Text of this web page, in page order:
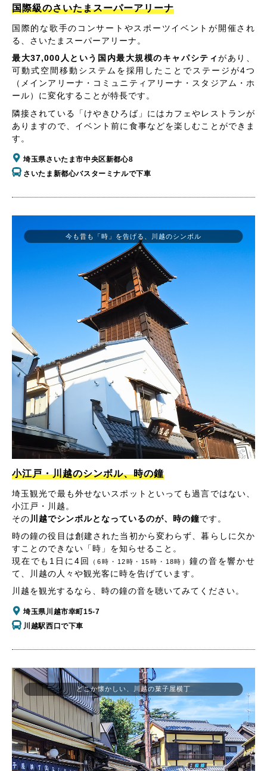
国際級のさいたまスーパーアリーナ
国際的な歌手のコンサートやスポーツイベントが開催され
る、さいたまスーパーアリーナ。
最大37,000人という国内最大規模のキャパシティがあり、
可動式空間移動システムを採用したことでステージが4つ
（メインアリーナ・コミュニティアリーナ・スタジアム・ホ
ール）に変化することが特長です。
隣接されている「けやきひろば」にはカフェやレストランが
ありますので、イベント前に食事などを楽しむことができま
す。
埼玉県さいたま市中央区新都心8
さいたま新都心バスターミナルで下車
今も昔も「時」を告げる、川越のシンボル
小江戸・川越のシンボル、時の鐘
埼玉観光で最も外せないスポットといっても過言ではない、
小江戸・川越。
その川越でシンボルとなっているのが、時の鐘です。
時の鐘の役目は創建された当初から変わらず、暮らしに欠か
すことのできない「時」を知らせること。
現在でも1日に4回
（6時・12時・15時・18時）鐘の音を響かせ
て、川越の人々や観光客に時を告げています。
川越を観光するなら、時の鐘の音を聴いてみてください。
埼玉県川越市幸町15-7
川越駅西口で下車
どこか懐かしい、川越の菓子屋横丁